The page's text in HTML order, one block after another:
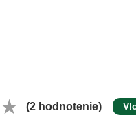
(2 hodnotenie)